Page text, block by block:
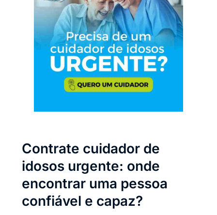
Contrate cuidador de
idosos urgente: onde
encontrar uma pessoa
confiável e capaz?